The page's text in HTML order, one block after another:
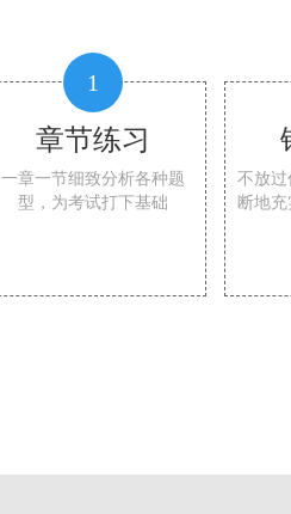
1
章节练习
一章一节细致分析各种题
型，为考试打下基础
不放过
断地